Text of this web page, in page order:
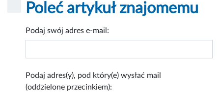
Poleć artykuł znajomemu
Podaj swój adres e-mail:
Podaj adres(y), pod który(e) wysłać mail
(oddzielone przecinkiem):